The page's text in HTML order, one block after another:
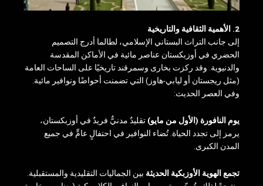
2. الأهمية الثقافية والتاريخية
إلى جانب التراث البستاني الإسلامي، لطالما أدرج التصميم
الحضري في أوزبكستان عناصر مائية في الأماكن المقدسة
والدنيوية. وقد ركزت بخارى وسمرقند تاريخيًا على الساحات العامة
(مثل ريجستان أو ليابي-هاوز) التي تضمنت أحواضًا ونوافير مائية.
وفي العصر الحديث:
يوم النافورة (الأول من مايو) تقليدٌ مدنيٌّ فريدٌ في أوزبكستان،
يرمز إلى تجدد الحياة. تُضاء النوافير في احتفالٍ عامٍّ في جميع
المدن الكبرى.
تجمع الهوية الأوزبكية الحديثة بين الجماليات التقليدية والمستقبلية.